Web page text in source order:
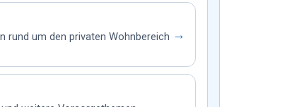
rund um den privaten Wohnbereich →